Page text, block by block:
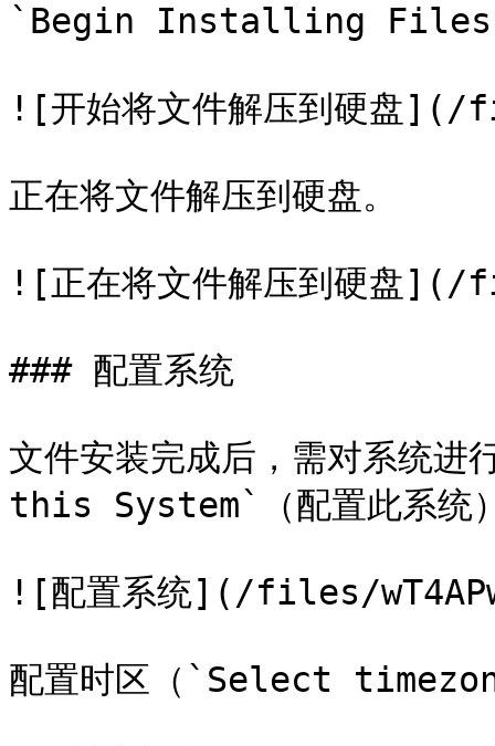
`Begin Installing Files`
![开始将文件解压到硬盘](/
正在将文件解压到硬盘。
![正在将文件解压到硬盘](/
### 配置系统
文件安装完成后，需对系统
this System`（配置此系统
![配置系统](/files/
配置时区（`Select